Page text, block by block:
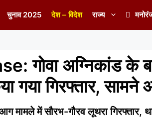
चुनाव 2025 देश – विदेश राज्य
अग्निकांड के
गया गिरफ्तार,
में सौरभ-गौरव लूथरा गिरफ्तार,